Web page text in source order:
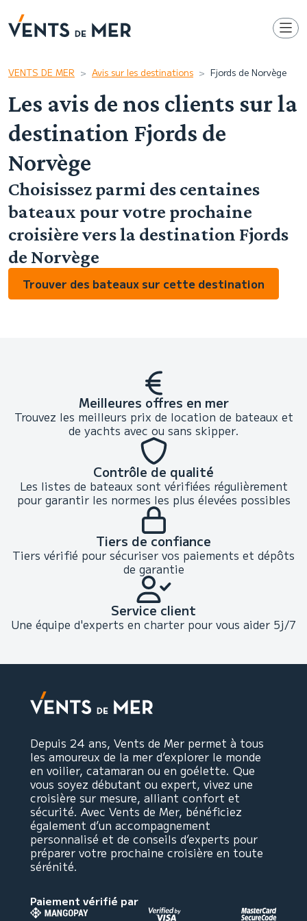
VENTS DE MER Avis sur les destinations Fjords de Norvège
Les avis de nos clients sur la
destination Fjords de
Norvège
Choisissez parmi des centaines
bateaux pour votre prochaine
croisière vers la destination Fjords
de Norvège
Trouver des bateaux sur cette destination
Meilleures offres en mer
Trouvez les meilleurs prix de location de bateaux et
de yachts avec ou sans skipper.
Contrôle de qualité
Les listes de bateaux sont vérifiées régulièrement
pour garantir les normes les plus élevées possibles
Tiers de confiance
Tiers vérifié pour sécuriser vos paiements et dépôts
de garantie
Service client
Une équipe d'experts en charter pour vous aider 5j/7
Depuis 24 ans, Vents de Mer permet à tous
les amoureux de la mer d’explorer le monde
en voilier, catamaran ou en goélette. Que
vous soyez débutant ou expert, vivez une
croisière sur mesure, alliant confort et
sécurité. Avec Vents de Mer, bénéficiez
également d’un accompagnement
personnalisé et de conseils d’experts pour
préparer votre prochaine croisière en toute
sérénité.
Paiement vérifié par